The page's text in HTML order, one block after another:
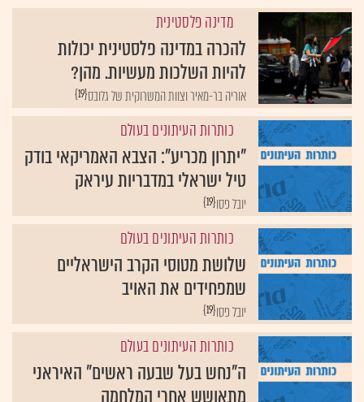
מדינה פלסטינית
להכרה במדינה פלסטינית יכולות
להיות השלכות מעשיות. מהן?
{19}אוריה בר-מאיר וצוות המשרוקית של גלובס
כותרות העיתונים בעולם
"יתרון מכריע": הצבא האמריקאי בודק
טיל ישראלי במדבריות עיראק
{19}יובל פסו
כותרות העיתונים בעולם
שלושת מטוסי הקרב הישראליים
שמפחידים את האויב
{19}יובל פסו
כותרות העיתונים בעולם
ה"נחש בעל שבעה ראשים" האיראני
מתאושש אחרי המלחמה